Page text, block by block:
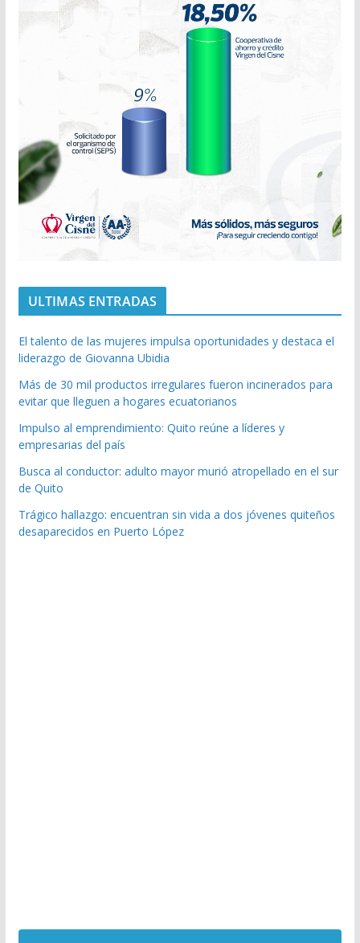
ULTIMAS ENTRADAS
El talento de las mujeres impulsa oportunidades y destaca el
liderazgo de Giovanna Ubidia
Más de 30 mil productos irregulares fueron incinerados para
evitar que lleguen a hogares ecuatorianos
Impulso al emprendimiento: Quito reúne a líderes y
empresarias del país
Busca al conductor: adulto mayor murió atropellado en el sur
de Quito
Trágico hallazgo: encuentran sin vida a dos jóvenes quiteños
desaparecidos en Puerto López